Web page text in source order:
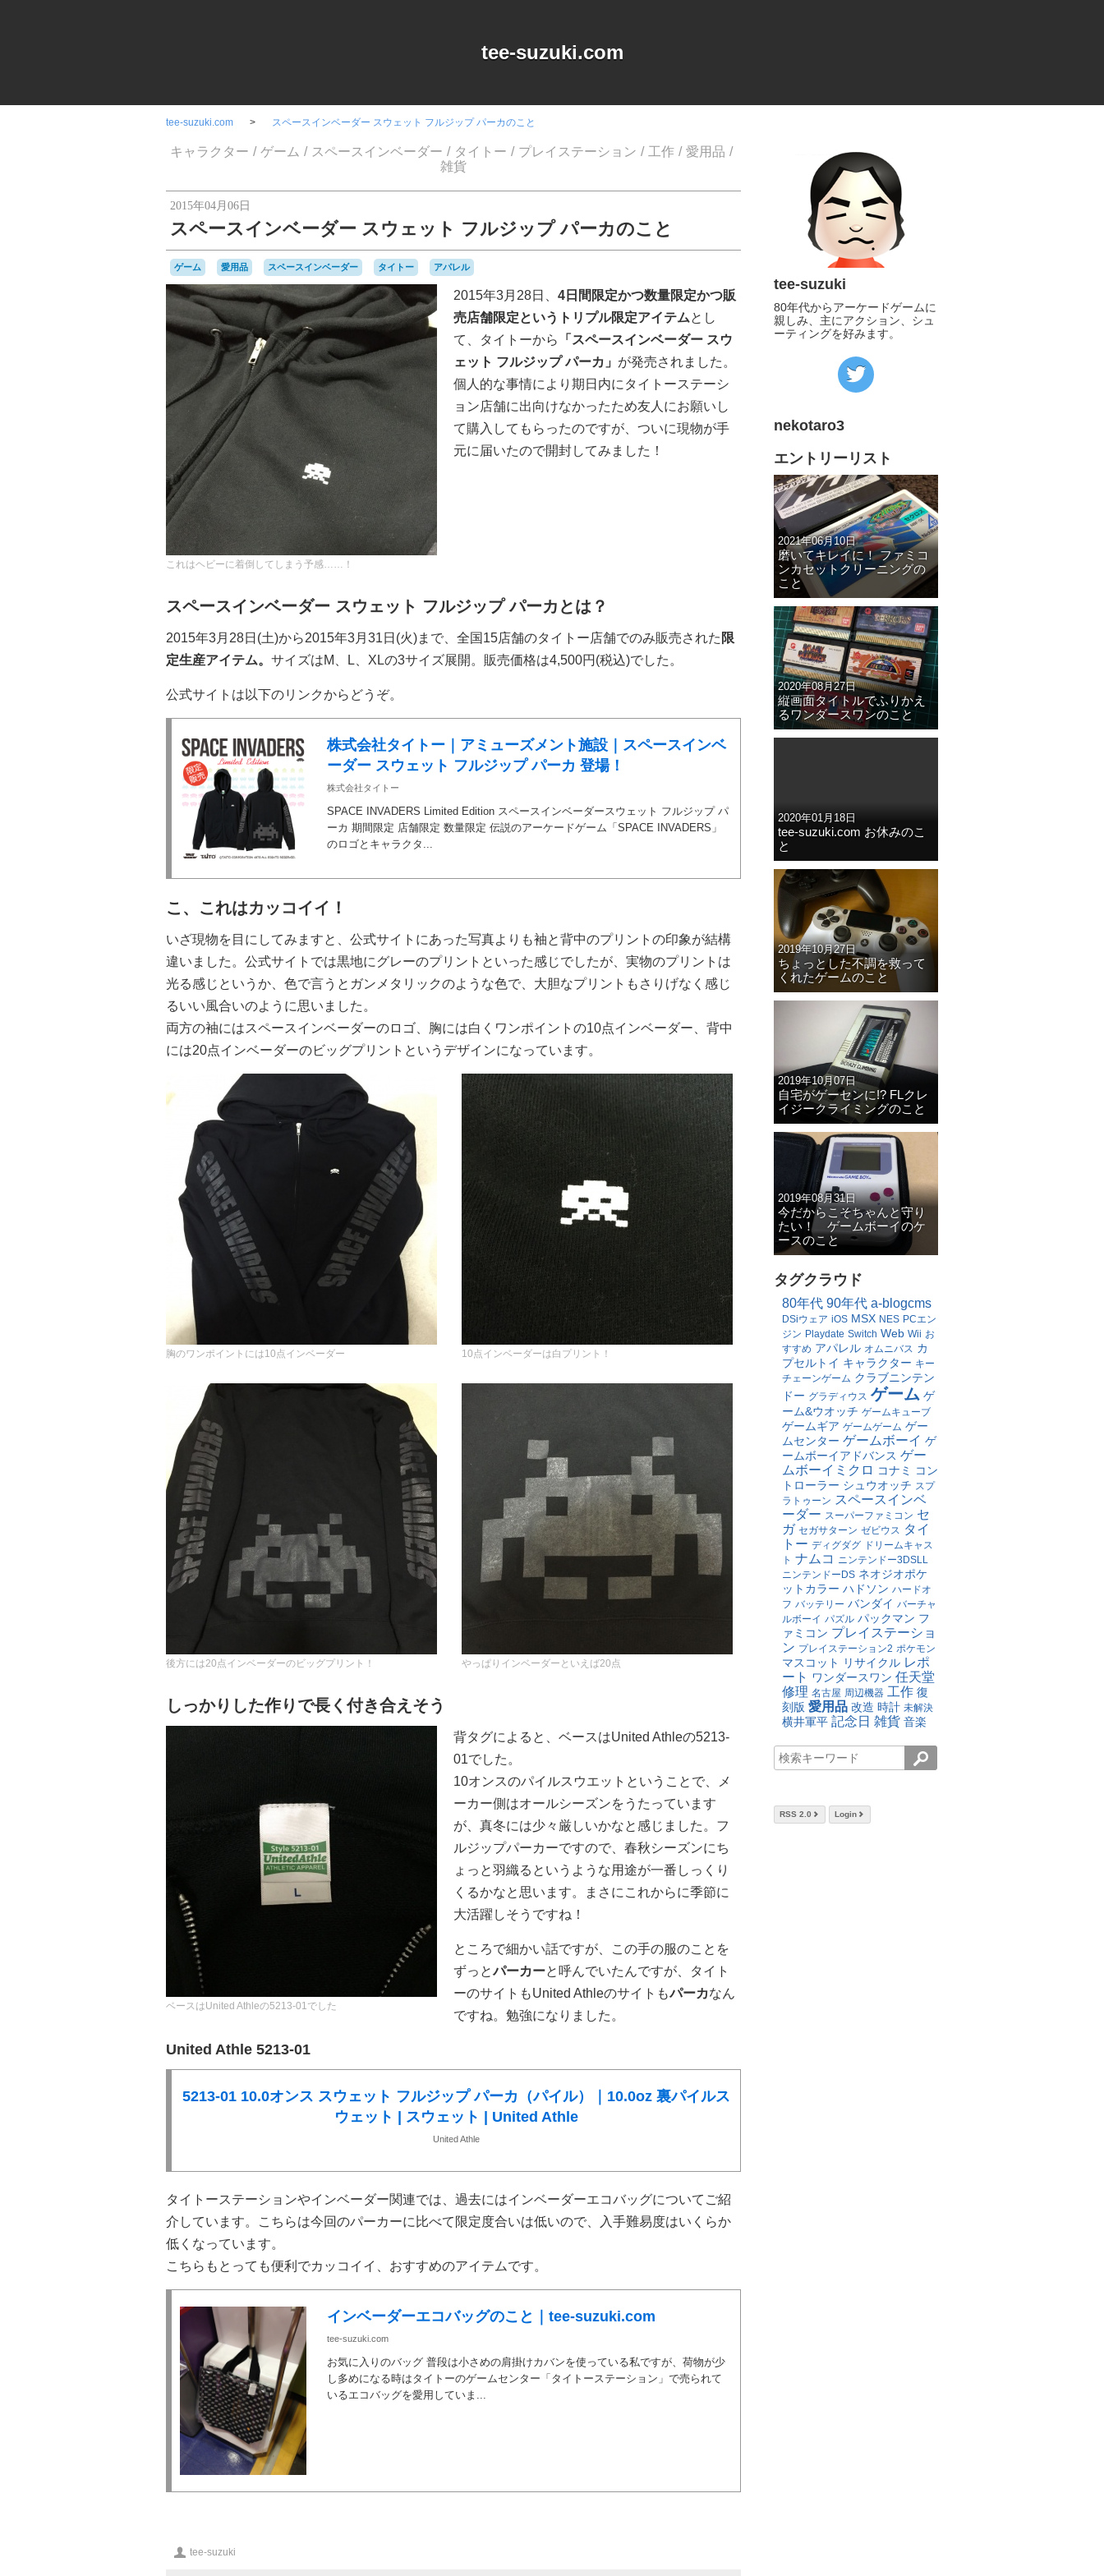
tee-suzuki.com
tee-suzuki.com スペースインベーダー スウェット フルジップ パーカのこと
キャラクター ゲーム スペースインベーダー タイトー プレイステーション 工作
愛用品
雑貨
2015年04月06日
スペースインベーダー スウェット フルジップ パーカのこと
ゲーム 愛用品 スペースインベーダー タイトー アパレル
これはヘビーに着倒してしまう予感……！
2015年3月28日、 4日間限定かつ数量限定かつ販
売店舗限定というトリプル限定アイテムとし
て、タイトーから
「スペースインベーダー スウ
ェット フルジップ パーカ」 が発売されました。
個人的な事情により期日内にタイトーステーシ
ョン店舗に出向けなかったため友人にお願いし
て購入してもらったのですが、ついに現物が手
元に届いたので開封してみました！
スペースインベーダー スウェット フルジップ パーカとは？
2015年3月28日(土)から2015年3月31日(火)まで、全国15店舗のタイトー店舗でのみ販売された 限
定生産アイテム。 サイズはM、L、XLの3サイズ展開。販売価格は4,500円(税込)でした。
公式サイトは以下のリンクからどうぞ。
株式会社タイトー｜アミューズメント施設｜スペースインベ
ーダー スウェット フルジップ パーカ 登場！
株式会社タイトー
SPACE INVADERS Limited Edition スペースインベーダースウェット フルジップ パ
ーカ 期間限定 店舗限定 数量限定 伝説のアーケードゲーム「SPACE INVADERS」
のロゴとキャラクタ...
こ、これはカッコイイ！
いざ現物を目にしてみますと、公式サイトにあった写真よりも袖と背中のプリントの印象が結構
違いました。公式サイトでは黒地にグレーのプリントといった感じでしたが、実物のプリントは
光る感じというか、色で言うとガンメタリックのような色で、大胆なプリントもさりげなく感じ
るいい風合いのように思いました。
両方の袖にはスペースインベーダーのロゴ、胸には白くワンポイントの10点インベーダー、背中
には20点インベーダーのビッグプリントというデザインになっています。
胸のワンポイントには10点インベーダー 10点インベーダーは白プリント！
後方には20点インベーダーのビッグプリント！ やっぱりインベーダーといえば20点
しっかりした作りで長く付き合えそう
ベースはUnited Athleの5213-01でした
背タグによると、ベースはUnited Athleの5213-
01でした。
10オンスのパイルスウエットということで、メ
ーカー側はオールシーズンをうたっています
が、真冬には少々厳しいかなと感じました。フ
ルジップパーカーですので、春秋シーズンにち
ょっと羽織るというような用途が一番しっくり
くるかなと思います。まさにこれからに季節に
大活躍しそうですね！
ところで細かい話ですが、この手の服のことを
ずっとパーカーと呼んでいたんですが、タイト
ーのサイトもUnited Athleのサイトもパーカなん
ですね。勉強になりました。
United Athle 5213-01
5213-01 10.0オンス スウェット フルジップ パーカ（パイル）｜10.0oz 裏パイルス
ウェット | スウェット | United Athle
United Athle
タイトーステーションやインベーダー関連では、過去にはインベーダーエコバッグについてご紹
介しています。こちらは今回のパーカーに比べて限定度合いは低いので、入手難易度はいくらか
低くなっています。
こちらもとっても便利でカッコイイ、おすすめのアイテムです。
インベーダーエコバッグのこと｜tee-suzuki.com
tee-suzuki.com
お気に入りのバッグ 普段は小さめの肩掛けカバンを使っている私ですが、荷物が少
し多めになる時はタイトーのゲームセンター「タイトーステーション」で売られて
いるエコバッグを愛用していま...
tee-suzuki
tee-suzuki
80年代からアーケードゲームに
親しみ、主にアクション、シュ
ーティングを好みます。
https://twitter.com/tee_suzuki
の
の
リ
ン
ク
nekotaro3
エントリーリスト
2021年06月10日
磨いてキレイに！ ファミコ
ンカセットクリーニングの
こと
2020年08月27日
縦画面タイトルでふりかえ
るワンダースワンのこと
2020年01月18日
tee-suzuki.com お休みのこ
と
2019年10月27日
ちょっとした不調を救って
くれたゲームのこと
2019年10月07日
自宅がゲーセンに!? FLクレ
イジークライミングのこと
2019年08月31日
今だからこそちゃんと守り
たい！ ゲームボーイのケ
ースのこと
タグクラウド
80年代 90年代 a-blogcms
DSiウェア iOS MSX NES PCエン
ジン Playdate Switch Web Wii お
すすめ アパレル オムニバス カ
プセルトイ キャラクター キー
チェーンゲーム クラブニンテン
ドー グラディウス ゲーム ゲ
ーム&ウオッチ ゲームキューブ
ゲームギア ゲームゲーム ゲー
ムセンター ゲームボーイ ゲ
ームボーイアドバンス ゲー
ムボーイミクロ コナミ
コン
トローラー シュウオッチ スプ
ラトゥーン スペースインベ
ーダー スーパーファミコン セ
ガ セガサターン ゼビウス タイ
トー ディグダグ ドリームキャス
ト ナムコ ニンテンドー3DSLL
ニンテンドーDS ネオジオポケ
ットカラー ハドソン ハードオ
フ バッテリー バンダイ バーチャ
ルボーイ パズル パックマン フ
ァミコン プレイステーショ
ン プレイステーション2 ポケモン
マスコット リサイクル レポ
ート ワンダースワン 任天堂
修理 名古屋 周辺機器 工作 復
刻版 愛用品 改造 時計 未解決
横井軍平 記念日 雑貨 音楽
RSS 2.0 Login